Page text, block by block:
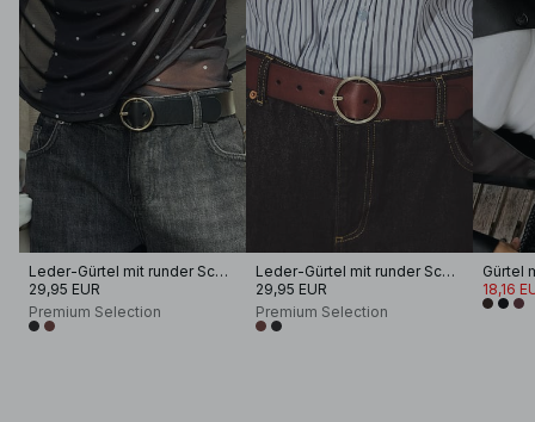
Leder-Gürtel mit runder Schnalle
29,95 EUR
Premium Selection
Leder-Gürtel mit runder Schnalle
29,95 EUR
Premium Selection
Gürtel
18,16